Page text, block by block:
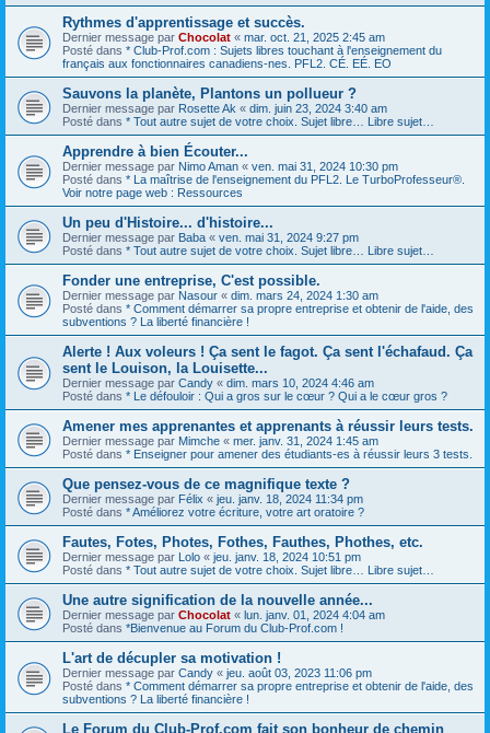
Rythmes d'apprentissage et succès.
Dernier message par Chocolat « mar. oct. 21, 2025 2:45 am
Posté dans * Club-Prof.com : Sujets libres touchant à l'enseignement du
français aux fonctionnaires canadiens-nes. PFL2. CÉ. EÉ. EO
Sauvons la planète, Plantons un pollueur ?
Dernier message par Rosette Ak « dim. juin 23, 2024 3:40 am
Posté dans * Tout autre sujet de votre choix. Sujet libre… Libre sujet…
Apprendre à bien Écouter...
Dernier message par Nimo Aman « ven. mai 31, 2024 10:30 pm
Posté dans * La maîtrise de l'enseignement du PFL2. Le TurboProfesseur®.
Voir notre page web : Ressources
Un peu d'Histoire... d'histoire...
Dernier message par Baba « ven. mai 31, 2024 9:27 pm
Posté dans * Tout autre sujet de votre choix. Sujet libre… Libre sujet…
Fonder une entreprise, C'est possible.
Dernier message par Nasour « dim. mars 24, 2024 1:30 am
Posté dans * Comment démarrer sa propre entreprise et obtenir de l'aide, des
subventions ? La liberté financière !
Alerte ! Aux voleurs ! Ça sent le fagot. Ça sent l'échafaud. Ça
sent le Louison, la Louisette...
Dernier message par Candy « dim. mars 10, 2024 4:46 am
Posté dans * Le défouloir : Qui a gros sur le cœur ? Qui a le cœur gros ?
Amener mes apprenantes et apprenants à réussir leurs tests.
Dernier message par Mimche « mer. janv. 31, 2024 1:45 am
Posté dans * Enseigner pour amener des étudiants-es à réussir leurs 3 tests.
Que pensez-vous de ce magnifique texte ?
Dernier message par Félix « jeu. janv. 18, 2024 11:34 pm
Posté dans * Améliorez votre écriture, votre art oratoire ?
Fautes, Fotes, Photes, Fothes, Fauthes, Phothes, etc.
Dernier message par Lolo « jeu. janv. 18, 2024 10:51 pm
Posté dans * Tout autre sujet de votre choix. Sujet libre… Libre sujet…
Une autre signification de la nouvelle année...
Dernier message par Chocolat « lun. janv. 01, 2024 4:04 am
Posté dans *Bienvenue au Forum du Club-Prof.com !
L'art de décupler sa motivation !
Dernier message par Candy « jeu. août 03, 2023 11:06 pm
Posté dans * Comment démarrer sa propre entreprise et obtenir de l'aide, des
subventions ? La liberté financière !
Le Forum du Club-Prof.com fait son bonheur de chemin